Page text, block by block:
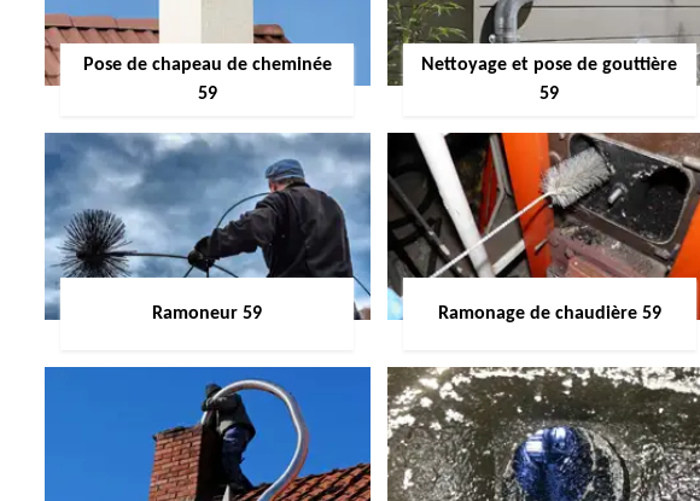
Pose de chapeau de cheminée
59
Nettoyage et pose de gouttière
59
Ramoneur 59 Ramonage de chaudière 59